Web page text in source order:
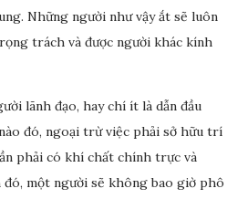
Những người như vậy ắt sẽ luôn
trách và được người khác kính
lãnh đạo, hay chí ít là dẫn đầu
đó, ngoại trừ việc phải sở hữu trí
phải có khí chất chính trực và
một người sẽ không bao giờ phô